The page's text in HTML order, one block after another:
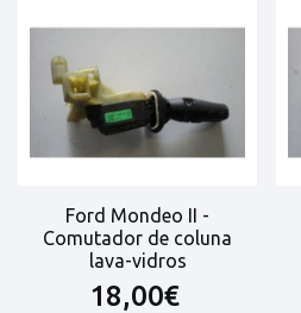
Ford Mondeo II -
Comutador de coluna
lava-vidros
18,00€